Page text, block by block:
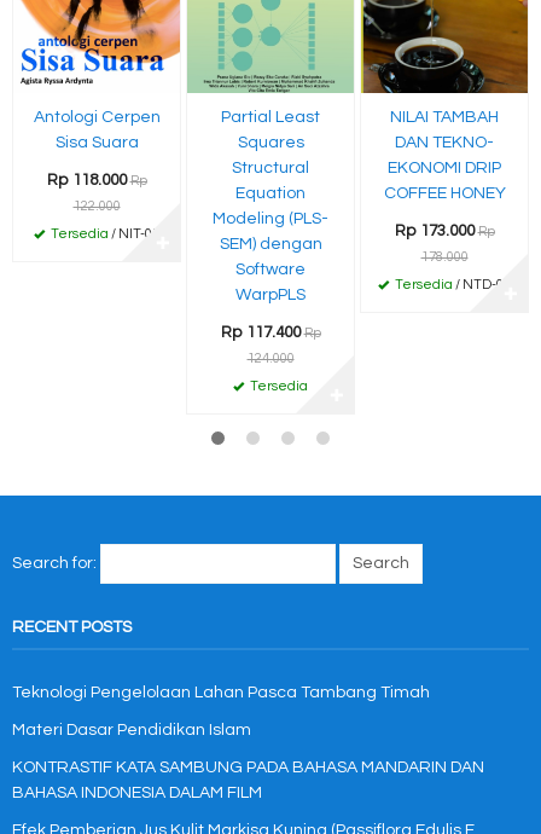
Antologi Cerpen
Sisa Suara
Rp 118.000 Rp
122.000
Tersedia / NIT-01
Partial Least
Squares
Structural
Equation
Modeling (PLS-
SEM) dengan
Software
WarpPLS
Rp 117.400 Rp
124.000
Tersedia
NILAI TAMBAH
DAN TEKNO-
EKONOMI DRIP
COFFEE HONEY
Rp 173.000 Rp
178.000
Tersedia / NTD-07
Search for:
RECENT POSTS
Teknologi Pengelolaan Lahan Pasca Tambang Timah
Materi Dasar Pendidikan Islam
KONTRASTIF KATA SAMBUNG PADA BAHASA MANDARIN DAN
BAHASA INDONESIA DALAM FILM
Efek Pemberian Jus Kulit Markisa Kuning (Passiflora Edulis F.